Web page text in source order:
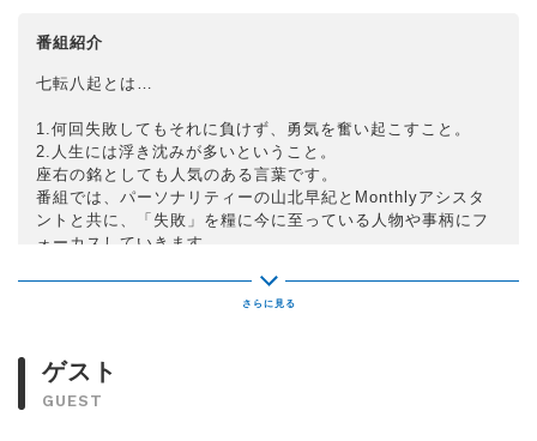
番組紹介
七転八起とは…
1.何回失敗してもそれに負けず、勇気を奮い起こすこと。
2.人生には浮き沈みが多いということ。
座右の銘としても人気のある言葉です。
番組では、パーソナリティーの山北早紀とMonthlyアシスタ
ントと共に、「失敗」を糧に今に至っている人物や事柄にフ
ォーカスしていきます。
ゲスト
GUEST